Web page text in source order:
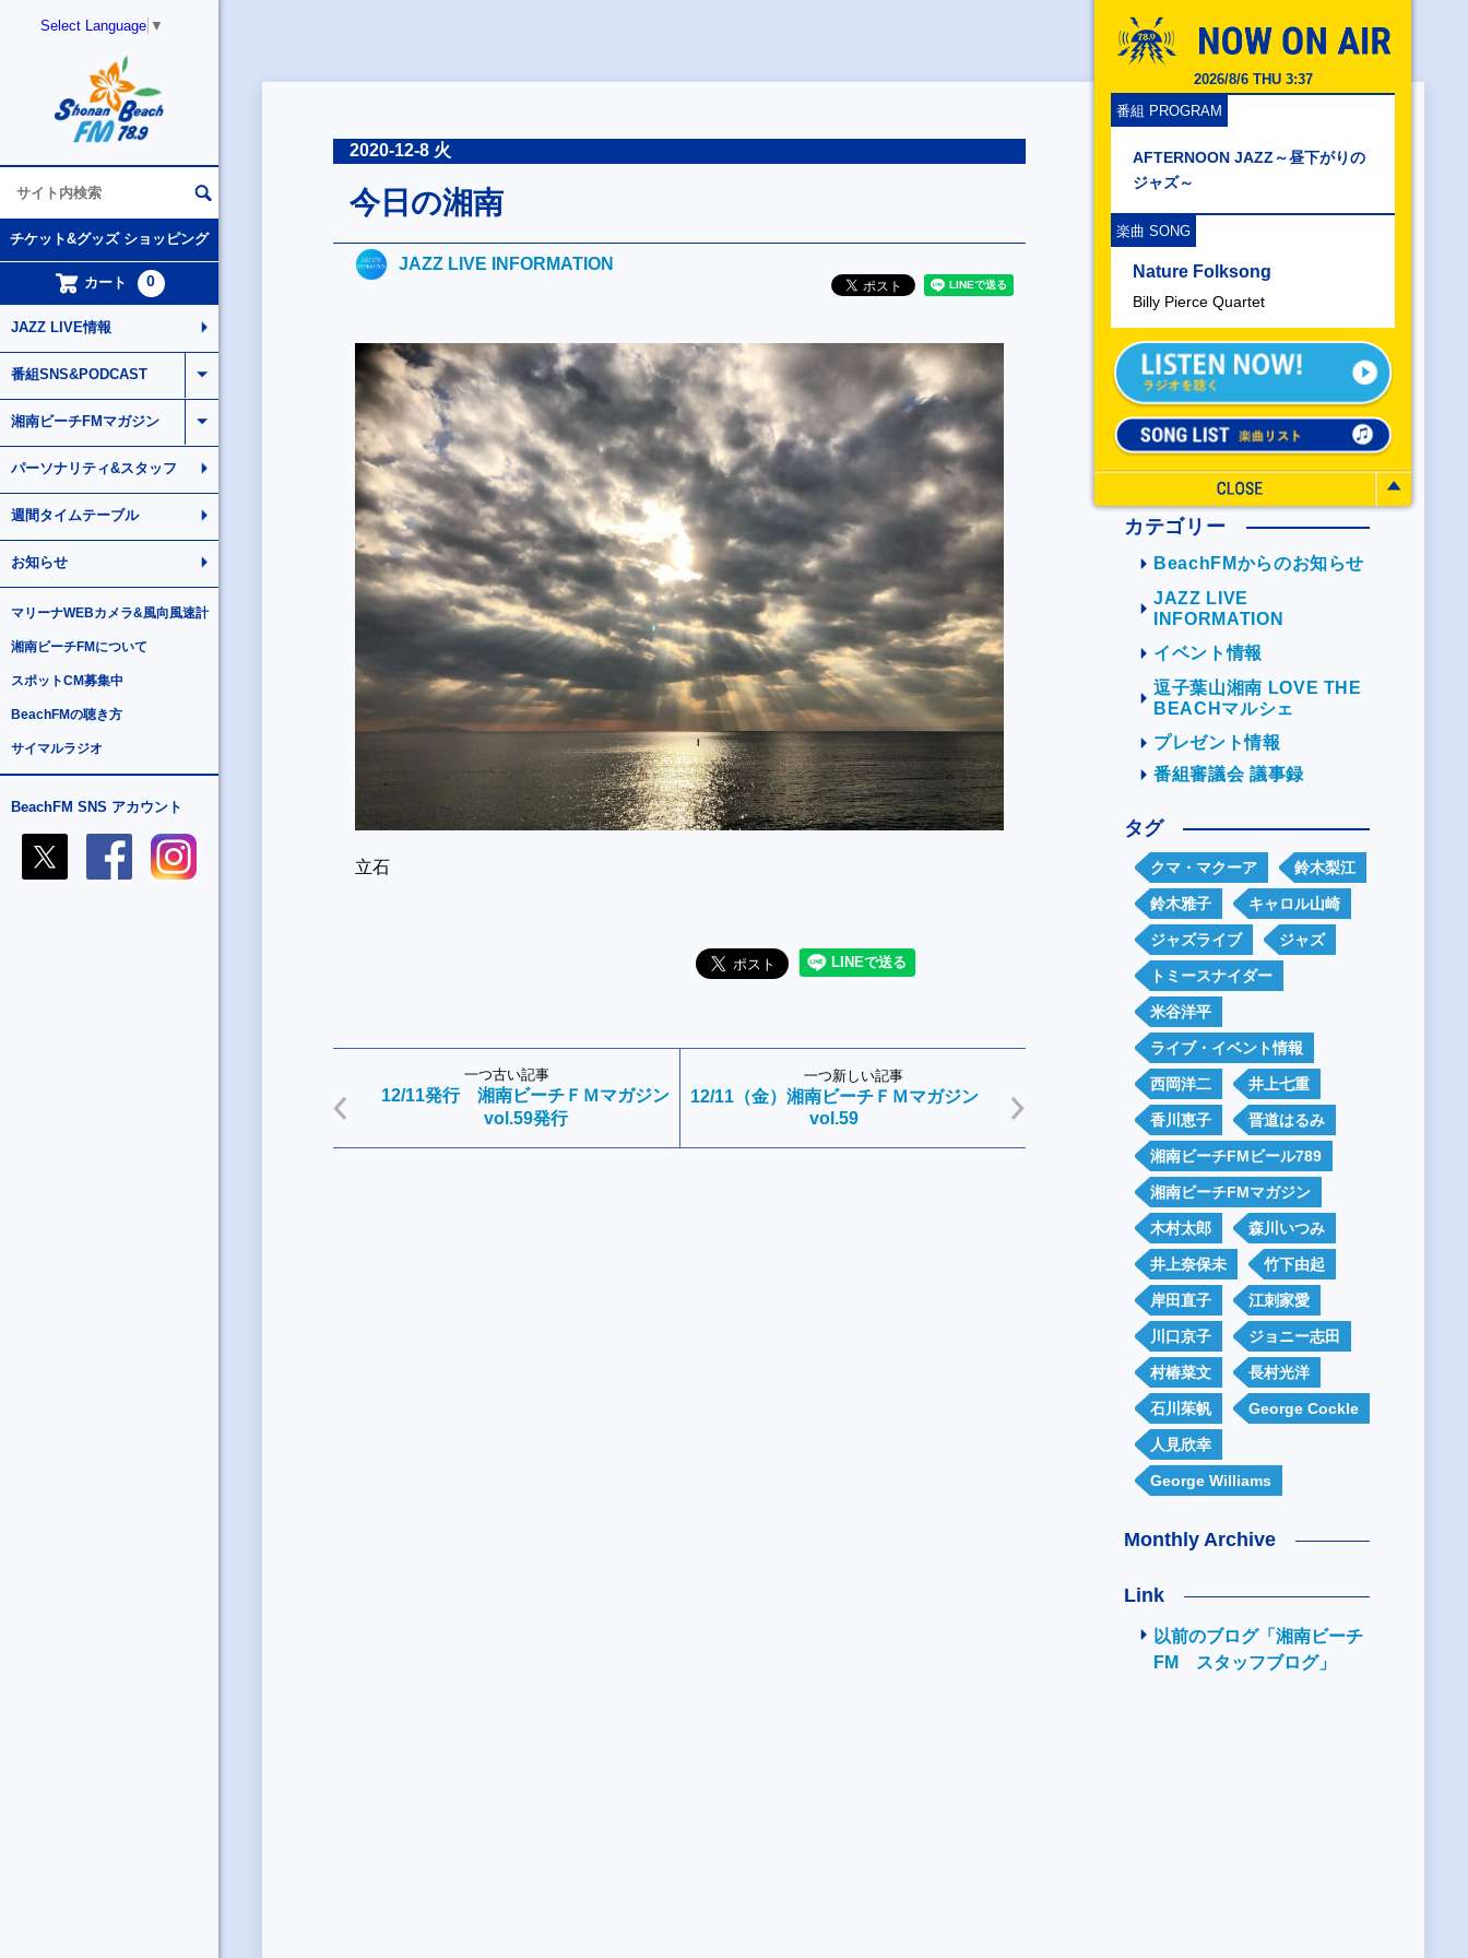
Select Language ▼
2026/8/6 THU 3:37
番組 PROGRAM
AFTERNOON JAZZ～昼下がりの
ジャズ～
楽曲 SONG
Nature Folksong
Billy Pierce Quartet
チケット&グッズ ショッピング
カート 0
JAZZ LIVE情報
番組SNS&PODCAST
湘南ビーチFMマガジン
パーソナリティ&スタッフ
週間タイムテーブル
お知らせ
マリーナWEBカメラ&風向風速計
湘南ビーチFMについて
スポットCM募集中
BeachFMの聴き方
サイマルラジオ
BeachFM SNS アカウント
2020-12-8 火
今日の湘南
JAZZ LIVE INFORMATION
立石
一つ古い記事
12/11発行 湘南ビーチＦＭマガジン
vol.59発行
一つ新しい記事
12/11（金）湘南ビーチＦＭマガジン
vol.59
カテゴリー
BeachFMからのお知らせ
JAZZ LIVE
INFORMATION
イベント情報
逗子葉山湘南 LOVE THE
BEACHマルシェ
プレゼント情報
番組審議会 議事録
タグ
クマ・マクーア 鈴木梨江
鈴木雅子 キャロル山崎
ジャズライブ ジャズ
トミースナイダー
米谷洋平
ライブ・イベント情報
西岡洋二 井上七重
香川恵子 晋道はるみ
湘南ビーチFMビール789
湘南ビーチFMマガジン
木村太郎 森川いつみ
井上奈保未 竹下由起
岸田直子 江刺家愛
川口京子 ジョニー志田
村椿菜文 長村光洋
石川茱帆 George Cockle
人見欣幸
George Williams
Monthly Archive
Link
以前のブログ「湘南ビーチ
FM スタッフブログ」